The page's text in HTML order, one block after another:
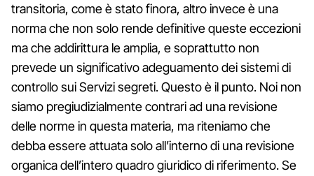
transitoria, come è stato finora, altro invece è una
norma che non solo rende definitive queste eccezioni
ma che addirittura le amplia, e soprattutto non
prevede un significativo adeguamento dei sistemi di
controllo sui Servizi segreti. Questo è il punto. Noi non
siamo pregiudizialmente contrari ad una revisione
delle norme in questa materia, ma riteniamo che
debba essere attuata solo all’interno di una revisione
organica dell’intero quadro giuridico di riferimento. Se